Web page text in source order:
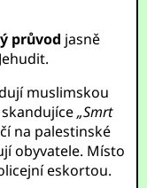
průvod jasně
muslimskou
skandujíce„Smrt
na palestinské
obyvatele. Místo
eskortou.